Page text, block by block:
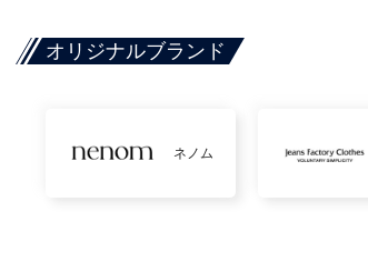
オリジナルブランド
ネノム